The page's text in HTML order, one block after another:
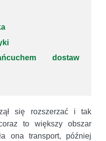
dostaw
się rozszerzać i tak
to większy obszar
ona transport, później